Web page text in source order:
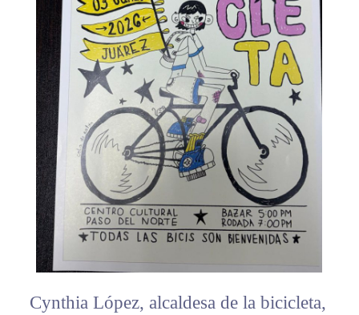
Cynthia López, alcaldesa de la bicicleta,